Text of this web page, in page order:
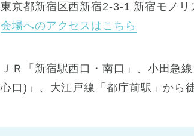
東京都新宿区西新宿2-3-1 新宿モノリ
会場へのアクセスはこちら
ＪＲ「新宿駅西口・南口」、小田急
心口)」、大江戸線「都庁前駅」から